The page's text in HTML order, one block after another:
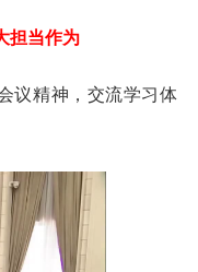
担当作为
议精神，交流学习体